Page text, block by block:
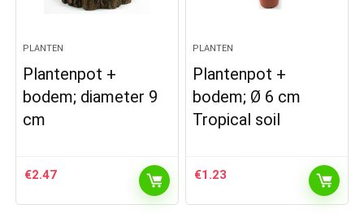
PLANTEN
Plantenpot +
bodem; diameter 9
cm
€2.47
PLANTEN
Plantenpot +
bodem; Ø 6 cm
Tropical soil
€1.23